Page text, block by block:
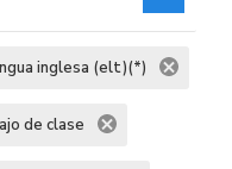
inglesa (elt)(*)
de clase